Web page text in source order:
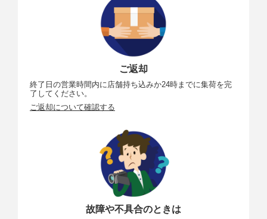
ご返却
終了日の営業時間内に店舗持ち込みか24時までに集荷を完
了してください。
ご返却について確認する
故障や不具合のときは